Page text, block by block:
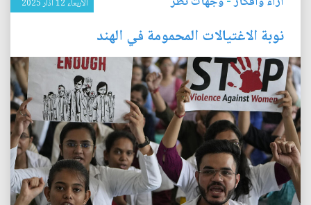
الأربعاء 12 آذار 2025
نوبة الاغتيالات المحمومة في الهند